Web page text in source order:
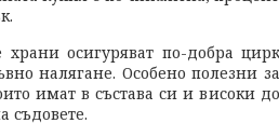
храни осигуряват по-добра
налягане. Особено полезни
имат в състава си и високи
съдовете.